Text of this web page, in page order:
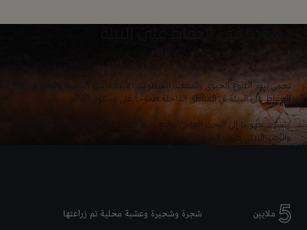
تحمي نيوم التنوع الحيوي وتستعيد المنظومات البيئية على اليابسة والبحر، في إطار
الحفاظ على البيئة في المناطق القاحلة طموحاً على مستوى العالم.
وتستند جهودنا إلى البحث العلمي، والتخطيط الاستراتيجي، والإدارة التكيفية،
والرصد البيئي طويل المدى.
5 ملايين شجرة وشجيرة وعشبة محلية تم زراعتها